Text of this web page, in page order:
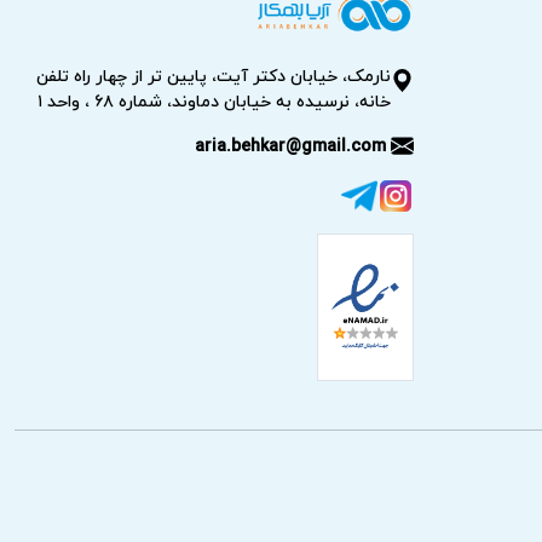
احتمال خرابی مجدد اطمینان حاصل شود.
شامل تست نشتی و سالم بودن مدارهای
را با دقت انجام می‌دهند. جایگزینی قطعات
نارمک، خیابان دکتر آیت، پایین تر از چهار راه تلفن
خانه، نرسیده به خیابان دماوند، شماره ۶۸ ، واحد ۱
aria.behkar@gmail.com